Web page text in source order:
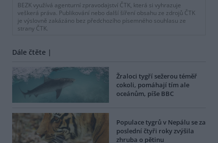
BEZK využívá agenturní zpravodajství ČTK, která si vyhrazuje
veškerá práva. Publikování nebo další šíření obsahu ze zdrojů ČTK
je výslovně zakázáno bez předchozího písemného souhlasu ze
strany ČTK.
Dále čtěte |
Žraloci tygří sežerou téměř
cokoli, pomáhají tím ale
oceánům, píše BBC
Populace tygrů v Nepálu se za
poslední čtyři roky zvýšila
zhruba o pětinu